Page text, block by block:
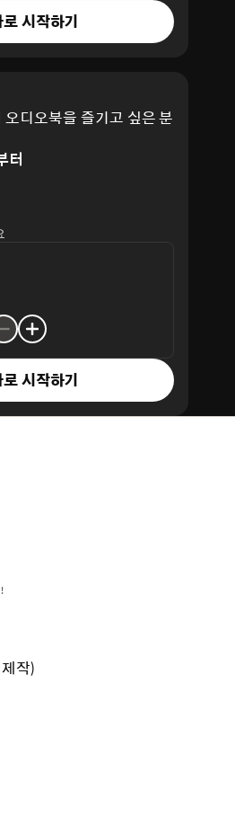
시작하기
디오북을 즐기고 싶은 분
터
시작하기
작)